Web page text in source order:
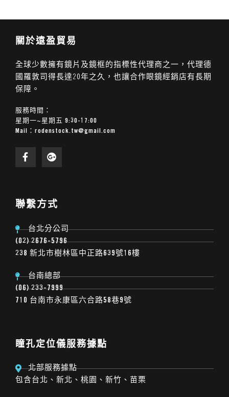
關於遠盈貿易
全球少數擁有鏡片及鏡框的指標性代理商之一，代理德
國羅敦司得長達20年之久，也讓合作眼鏡經銷店有長期
保障。
服務時間：
星期一~星期五 9:30-17:00
Mail： rodenstock.tw@gmail.com
聯繫方式
台北分公司
(02) 2676-5796
238 新北市樹林區中正路639號16樓
台南總部
(06) 233-7999
710 台南市永康區六合路58巷9號
瞳孔定位儀服務據點
北部服務據點
包含台北、新北、桃園、新竹、苗栗